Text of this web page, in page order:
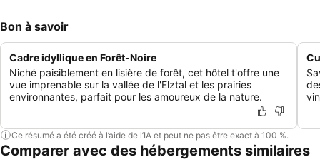
Bon à savoir
Cadre idyllique en Forêt-Noire
Niché paisiblement en lisière de forêt, cet hôtel t'offre une
vue imprenable sur la vallée de l'Elztal et les prairies
environnantes, parfait pour les amoureux de la nature.
Ce résumé a été créé à l’aide de l’IA et peut ne pas être exact à 100 %.
Comparer avec des hébergements similaires